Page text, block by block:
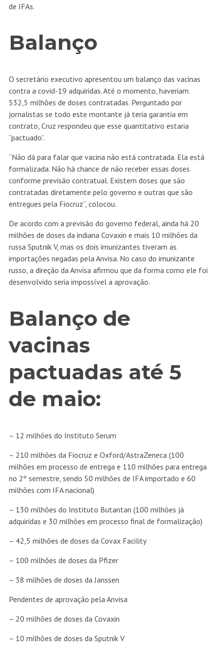
de IFAs.
Balanço
O secretário executivo apresentou um balanço das vacinas
contra a covid-19 adquiridas. Até o momento, haveriam
532,5 milhões de doses contratadas. Perguntado por
jornalistas se todo este montante já teria garantia em
contrato, Cruz respondeu que esse quantitativo estaria
“pactuado”.
“Não dá para falar que vacina não está contratada. Ela está
formalizada. Não há chance de não receber essas doses
conforme previsão contratual. Existem doses que são
contratadas diretamente pelo governo e outras que são
entregues pela Fiocruz”, colocou.
De acordo com a previsão do governo federal, ainda há 20
milhões de doses da indiana Covaxin e mais 10 milhões da
russa Sputnik V, mas os dois imunizantes tiveram as
importações negadas pela Anvisa. No caso do imunizante
russo, a direção da Anvisa afirmou que da forma como ele foi
desenvolvido seria impossível a aprovação.
Balanço de
vacinas
pactuadas até 5
de maio:
– 12 milhões do Instituto Serum
– 210 milhões da Fiocruz e Oxford/AstraZeneca (100
milhões em processo de entrega e 110 milhões para entrega
no 2º semestre, sendo 50 milhões de IFA importado e 60
milhões com IFA nacional)
– 130 milhões do Instituto Butantan (100 milhões já
adquiridas e 30 milhões em processo final de formalização)
– 42,5 milhões de doses da Covax Facility
– 100 milhões de doses da Pfizer
– 38 milhões de doses da Janssen
Pendentes de aprovação pela Anvisa
– 20 milhões de doses da Covaxin
– 10 milhões de doses da Sputnik V